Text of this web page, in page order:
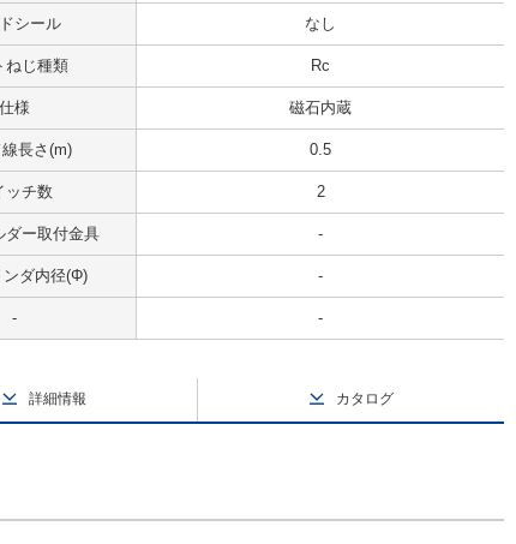
シール なし
ねじ種類 Rc
仕様 磁石内蔵
線長さ(m) 0.5
ッチ数 2
ダー取付金具 -
ンダ内径(Φ) -
- -
詳細情報 カタログ